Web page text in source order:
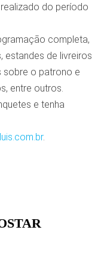
do período
completa,
estandes de livreiros
sobre o patrono e
entre outros.
e tenha
.